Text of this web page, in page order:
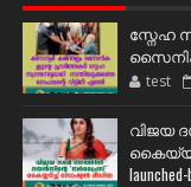
സ്നേഹ
test
വിജയ